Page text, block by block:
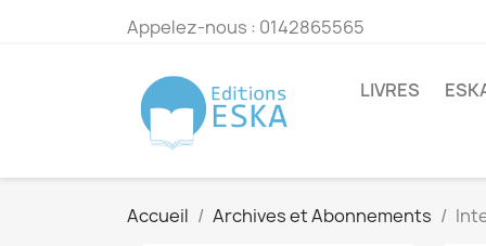
Appelez-nous : 0142865565
LIVRES
Accueil Archives et Abonnements